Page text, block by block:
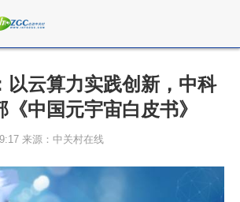
以云算力实践创新，中科
《中国元宇宙白皮书》
来源：中关村在线